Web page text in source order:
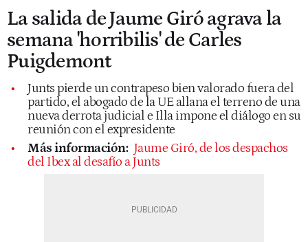
La salida de Jaume Giró agrava la
semana 'horribilis' de Carles
Puigdemont
Junts pierde un contrapeso bien valorado fuera del
partido, el abogado de la UE allana el terreno de una
nueva derrota judicial e Illa impone el diálogo en su
reunión con el expresidente
Más información: Jaume Giró, de los despachos
del Ibex al desafío a Junts